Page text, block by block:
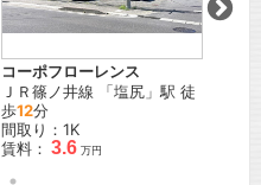
コーポフローレンス
ＪＲ篠ノ井線 「塩尻 」駅 徒
歩12分
間取り：1K
賃料： 3.6 万円